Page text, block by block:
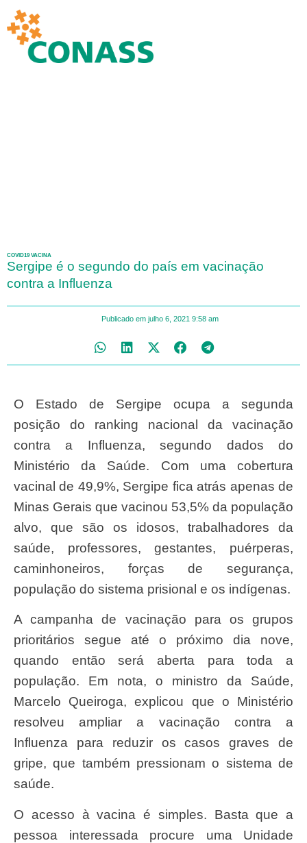
COVID19 VACINA
Sergipe é o segundo do país em vacinação
contra a Influenza
Publicado em julho 6, 2021 9:58 am
O Estado de Sergipe ocupa a segunda
posição do ranking nacional da vacinação
contra a Influenza, segundo dados do
Ministério da Saúde. Com uma cobertura
vacinal de 49,9%, Sergipe fica atrás apenas de
Minas Gerais que vacinou 53,5% da população
alvo, que são os idosos, trabalhadores da
saúde, professores, gestantes, puérperas,
caminhoneiros, forças de segurança,
população do sistema prisional e os indígenas.
A campanha de vacinação para os grupos
prioritários segue até o próximo dia nove,
quando então será aberta para toda a
população. Em nota, o ministro da Saúde,
Marcelo Queiroga, explicou que o Ministério
resolveu ampliar a vacinação contra a
Influenza para reduzir os casos graves de
gripe, que também pressionam o sistema de
saúde.
O acesso à vacina é simples. Basta que a
pessoa interessada procure uma Unidade